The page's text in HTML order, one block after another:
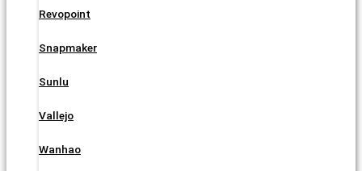
Revopoint
Snapmaker
Sunlu
Vallejo
Wanhao